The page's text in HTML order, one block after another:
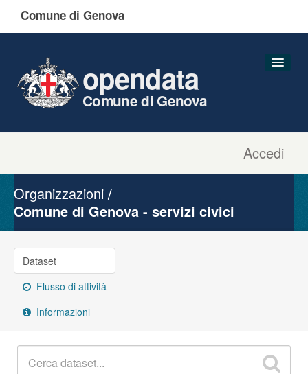
Comune di Genova
Accedi
opendata
Comune di Genova
Gruppi
Organizzazioni
Comune di Genova - servizi civici
Dataset
Flusso di attività
Informazioni